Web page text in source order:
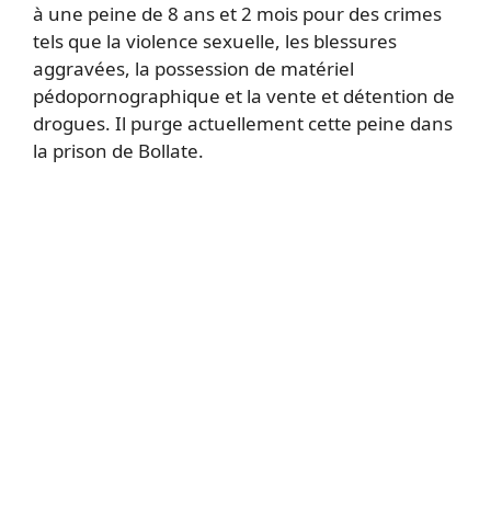
à une peine de 8 ans et 2 mois pour des crimes
tels que la violence sexuelle, les blessures
aggravées, la possession de matériel
pédopornographique et la vente et détention de
drogues. Il purge actuellement cette peine dans
la prison de Bollate.